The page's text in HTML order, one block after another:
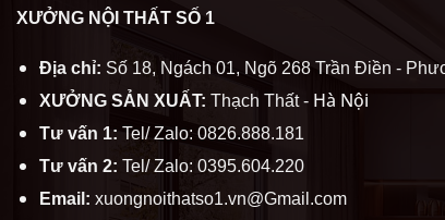
XƯỞNG NỘI THẤT SỐ 1
Địa chỉ: Số 18, Ngách 01, Ngõ 268 Trần Điền -
XƯỞNG SẢN XUẤT: Thạch Thất -Hà Nội
Tư vấn 1: Tel/ Zalo: 0826.888.181
Tư vấn 2: Tel/ Zalo: 0395.604.220
Email: xuongnoithatso1.vn@Gmail.com